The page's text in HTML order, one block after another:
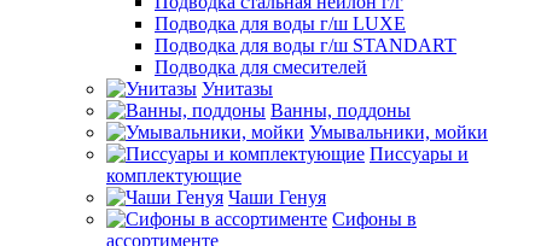
Подводка для воды г/ш LUXE
Подводка для воды г/ш STANDART
Подводка для смесителей
Унитазы
Ванны, поддоны
Умывальники, мойки
Писсуары и
комплектующие
Чаши Генуя
Сифоны в
ассортименте